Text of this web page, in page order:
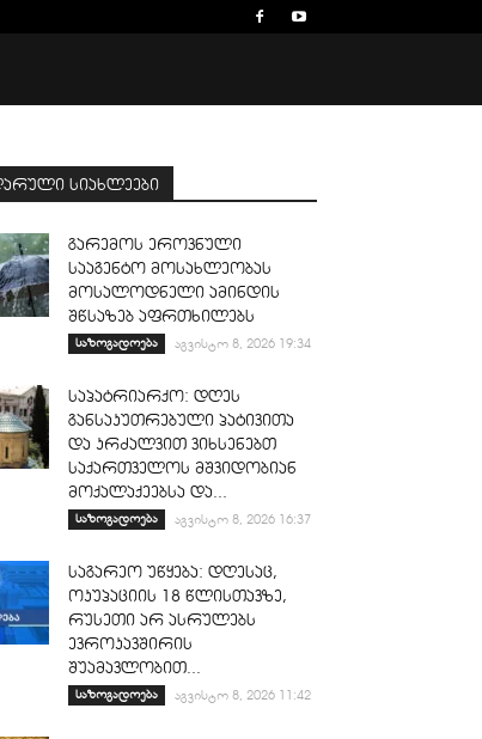
სიახლეები
გარემოს ეროვნული
სააგენტო მოსახლეობას
მოსალოდნელი ამინდის
შწსაზებ აფრთხილებს
საზოგადოება აგვისტო 8, 2026 19:34
საპატრიარქო: დღეს
განსაკუთრებული პატივითა
და კრძალვით ვიხსენებთ
საქართველოს მშვიდობიან
მოქალაქეებსა და...
საზოგადოება აგვისტო 8, 2026 16:37
საგარეო უწყება: დღესაც,
ოკუპაციის 18 წლისთავზე,
რუსეთი არ ასრულებს
ევროკავშირის
შუამავლობით...
საზოგადოება აგვისტო 8, 2026 11:42